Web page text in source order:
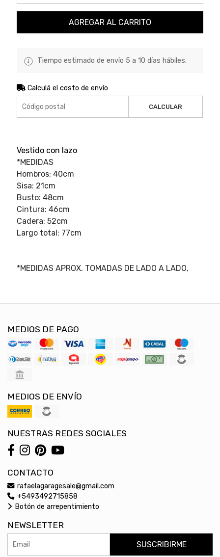
AGREGAR AL CARRITO
Tiempo estimado de envío 5 a 10 días hábiles.
Calculá el costo de envío
CALCULAR
Vestido con lazo
*MEDIDAS
Hombros: 40cm
Sisa: 21cm
Busto: 48cm
Cintura: 46cm
Cadera: 52cm
Largo total: 77cm
*MEDIDAS APROX. TOMADAS DE LADO A LADO,
MEDIOS DE PAGO
MEDIOS DE ENVÍO
NUESTRAS REDES SOCIALES
CONTACTO
rafaelagaragesale@gmail.com
+5493492715858
Botón de arrepentimiento
NEWSLETTER
SUSCRIBIRME